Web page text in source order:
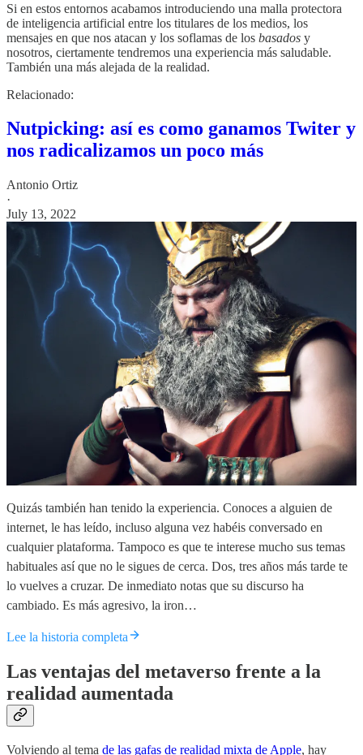
Si en estos entornos acabamos introduciendo una malla protectora
de inteligencia artificial entre los titulares de los medios, los
mensajes en que nos atacan y los soflamas de los basados y
nosotros, ciertamente tendremos una experiencia más saludable.
También una más alejada de la realidad.
Relacionado:
Nutpicking: así es como ganamos Twiter y
nos radicalizamos un poco más
Antonio Ortiz
·
July 13, 2022
Quizás también han tenido la experiencia. Conoces a alguien de
internet, le has leído, incluso alguna vez habéis conversado en
cualquier plataforma. Tampoco es que te interese mucho sus temas
habituales así que no le sigues de cerca. Dos, tres años más tarde te
lo vuelves a cruzar. De inmediato notas que su discurso ha
cambiado. Es más agresivo, la iron…
Lee la historia completa
Las ventajas del metaverso frente a la
realidad aumentada
Volviendo al tema de las gafas de realidad mixta de Apple, hay